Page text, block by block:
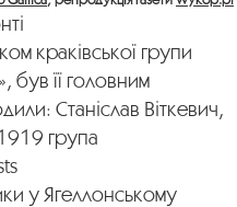
краківської групи
був її головним
Станіслав Віткевич,
група
у Ягеллонському